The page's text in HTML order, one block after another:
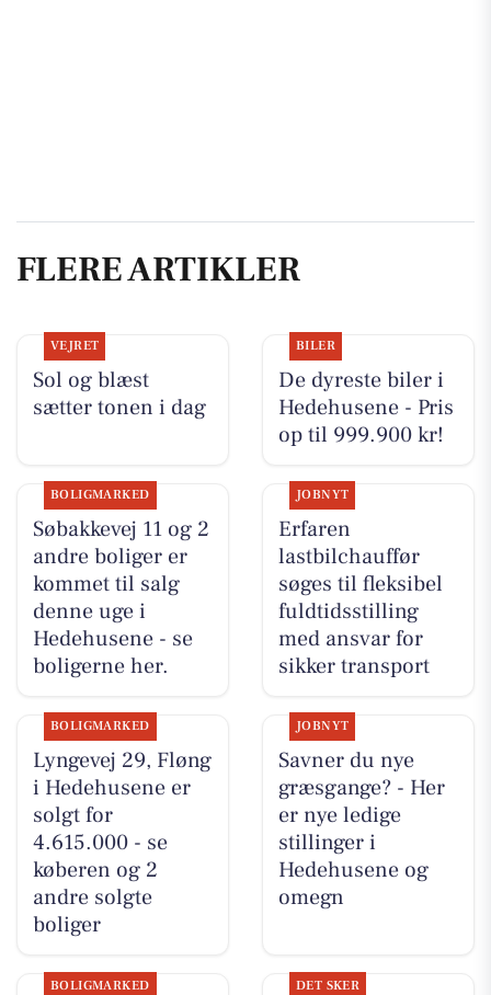
FLERE ARTIKLER
VEJRET
Sol og blæst
sætter tonen i dag
BILER
De dyreste biler i
Hedehusene - Pris
op til 999.900 kr!
BOLIGMARKED
Søbakkevej 11 og 2
andre boliger er
kommet til salg
denne uge i
Hedehusene - se
boligerne her.
JOBNYT
Erfaren
lastbilchauffør
søges til fleksibel
fuldtidsstilling
med ansvar for
sikker transport
BOLIGMARKED
Lyngevej 29, Fløng
i Hedehusene er
solgt for
4.615.000 - se
køberen og 2
andre solgte
boliger
JOBNYT
Savner du nye
græsgange? - Her
er nye ledige
stillinger i
Hedehusene og
omegn
BOLIGMARKED DET SKER